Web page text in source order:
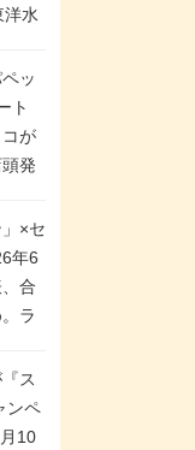
洋水
26
た
レ
エ
ク
タン
ッ
ト
が
発
缶」
登
」×セ
年6
合
ラ
格数
2商
ス
ンペ
10